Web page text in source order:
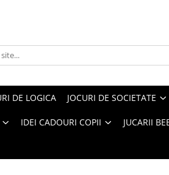
DE LOGICA JOCURI DE SOCIETATE
IDEI CADOURI COPII JUCARII